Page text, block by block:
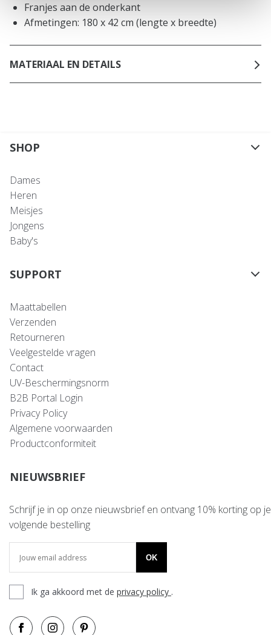
Franjes aan de onderkant
Afmetingen: 180 x 42 cm (lengte x breedte)
MATERIAAL EN DETAILS
SHOP
Dames
Heren
Meisjes
Jongens
Baby's
SUPPORT
Maattabellen
Verzenden
Retourneren
Veelgestelde vragen
Contact
UV-Beschermingsnorm
B2B Portal Login
Privacy Policy
Algemene voorwaarden
Productconformiteit
NIEUWSBRIEF
Schrijf je in op onze nieuwsbrief en ontvang 10% korting op je
volgende bestelling
OK
Ik ga akkoord met de privacy policy .